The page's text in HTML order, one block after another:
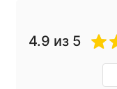
4.9 из 5